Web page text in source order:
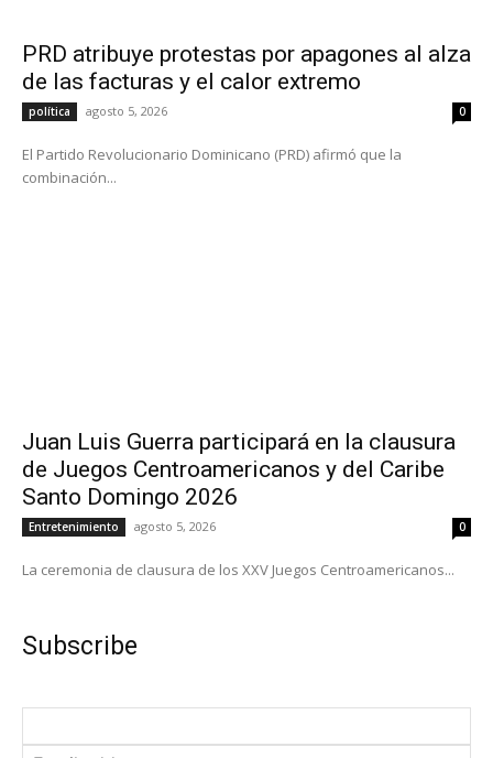
PRD atribuye protestas por apagones al alza
de las facturas y el calor extremo
política agosto 5, 2026 0
El Partido Revolucionario Dominicano (PRD) afirmó que la
combinación...
Juan Luis Guerra participará en la clausura
de Juegos Centroamericanos y del Caribe
Santo Domingo 2026
Entretenimiento agosto 5, 2026 0
La ceremonia de clausura de los XXV Juegos Centroamericanos...
Subscribe